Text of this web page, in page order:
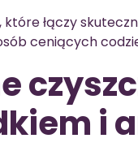
które łączy
ceniących
i